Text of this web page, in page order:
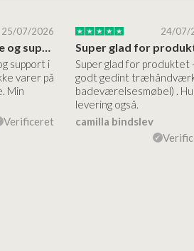
25/07/2026
Altid god service og support i forhold…
support i
varer på
Min
Verificeret
24/07/
Super glad for
Super glad for produktet
godt gedint
badeværelsesmøbel) .
levering også.
camilla bindslev